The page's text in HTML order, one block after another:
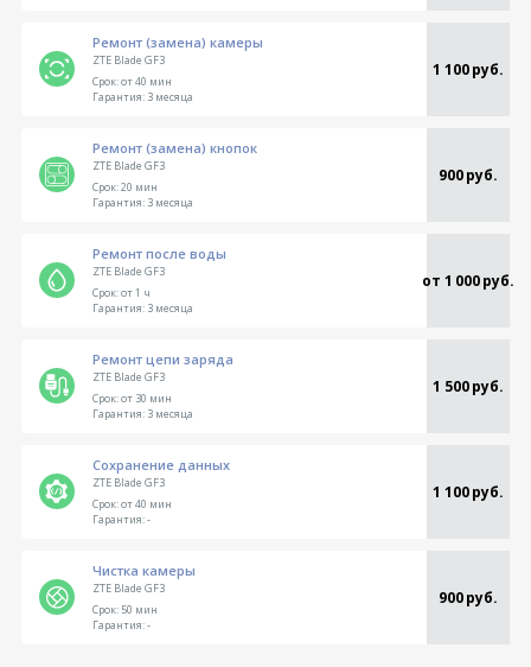
Ремонт (замена) камеры
ZTE Blade GF3 1 100 руб.
Срок:от 40 мин
Гарантия:3 месяца
Ремонт (замена) кнопок
ZTE Blade GF3 900 руб.
Срок:20 мин
Гарантия:3 месяца
Ремонт после воды
ZTE Blade GF3 от 1 000 руб.
Срок:от 1 ч
Гарантия:3 месяца
Ремонт цепи заряда
ZTE Blade GF3 1 500 руб.
Срок:от 30 мин
Гарантия:3 месяца
Сохранение данных
ZTE Blade GF3 1 100 руб.
Срок:от 40 мин
Гарантия:-
Чистка камеры
ZTE Blade GF3 900 руб.
Срок:50 мин
Гарантия:-